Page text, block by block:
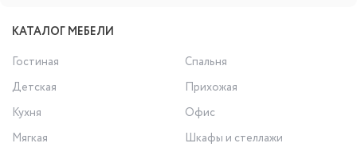
КАТАЛОГ МЕБЕЛИ
Гостиная
Спальня
Детская
Прихожая
Кухня
Офис
Мягкая
Шкафы и стеллажи